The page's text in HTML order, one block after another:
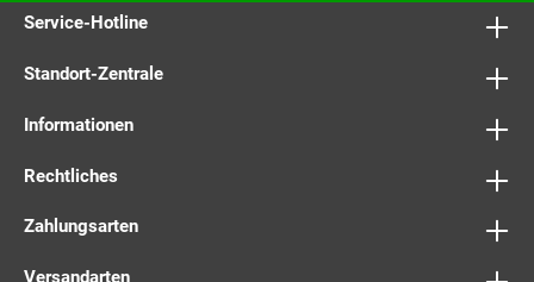
Service-Hotline
Standort-Zentrale
Informationen
Rechtliches
Zahlungsarten
Versandarten